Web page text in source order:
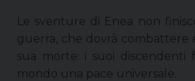
Le sventure di Enea non
guerra, che dovrà combattere
sua morte: i suoi discendenti
mondo una pace universale.